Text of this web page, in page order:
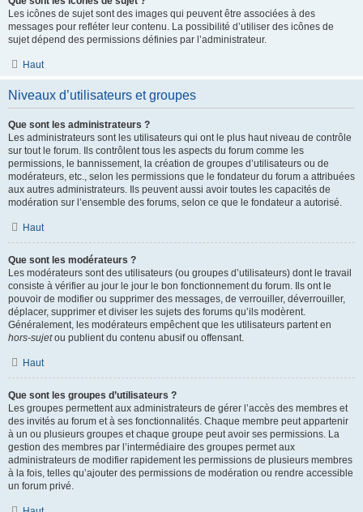
Les icônes de sujet sont des images qui peuvent être associées à des
messages pour refléter leur contenu. La possibilité d’utiliser des icônes de
sujet dépend des permissions définies par l’administrateur.
Haut
Niveaux d’utilisateurs et groupes
Que sont les administrateurs ?
Les administrateurs sont les utilisateurs qui ont le plus haut niveau de contrôle
sur tout le forum. Ils contrôlent tous les aspects du forum comme les
permissions, le bannissement, la création de groupes d’utilisateurs ou de
modérateurs, etc., selon les permissions que le fondateur du forum a attribuées
aux autres administrateurs. Ils peuvent aussi avoir toutes les capacités de
modération sur l’ensemble des forums, selon ce que le fondateur a autorisé.
Haut
Que sont les modérateurs ?
Les modérateurs sont des utilisateurs (ou groupes d’utilisateurs) dont le travail
consiste à vérifier au jour le jour le bon fonctionnement du forum. Ils ont le
pouvoir de modifier ou supprimer des messages, de verrouiller, déverrouiller,
déplacer, supprimer et diviser les sujets des forums qu’ils modèrent.
Généralement, les modérateurs empêchent que les utilisateurs partent en
hors-sujetou publient du contenu abusif ou offensant.
Haut
Que sont les groupes d’utilisateurs ?
Les groupes permettent aux administrateurs de gérer l’accès des membres et
des invités au forum et à ses fonctionnalités. Chaque membre peut appartenir
à un ou plusieurs groupes et chaque groupe peut avoir ses permissions. La
gestion des membres par l’intermédiaire des groupes permet aux
administrateurs de modifier rapidement les permissions de plusieurs membres
à la fois, telles qu’ajouter des permissions de modération ou rendre accessible
un forum privé.